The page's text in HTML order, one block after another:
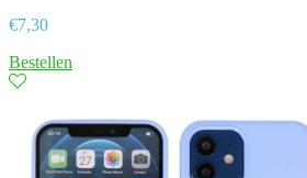
€7,30
Bestellen